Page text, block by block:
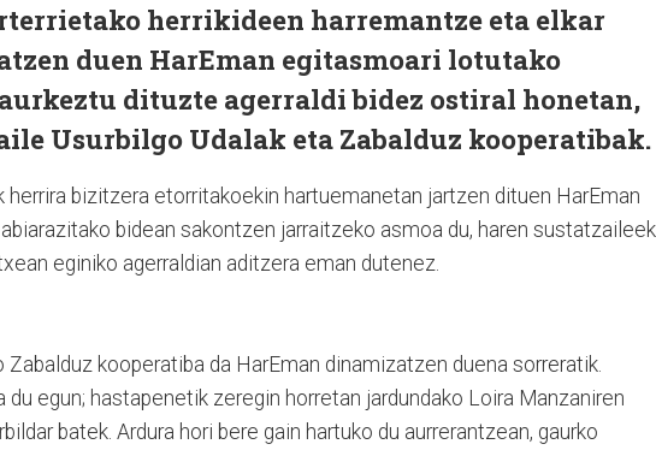
herrikideen harremantze eta elkar
duen HarEman egitasmoari lotutako
dituzte agerraldi bidez ostiral honetan,
Usurbilgo Udalak eta Zabalduz kooperatibak.
herrira bizitzera etorritakoekin hartuemanetan jartzen dituen HarEman
bidean sakontzen jarraitzeko asmoa du, haren sustatzaileek
eginiko agerraldian aditzera eman dutenez.
Zabalduz kooperatiba da HarEman dinamizatzen duena sorreratik.
du egun; hastapenetik zeregin horretan jardundako Loira Manzaniren
batek. Ardura hori bere gain hartuko du aurrerantzean, gaurko